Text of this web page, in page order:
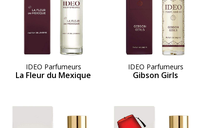
IDEO Parfumeurs
La Fleur du Mexique
IDEO Parfumeurs
Gibson Girls